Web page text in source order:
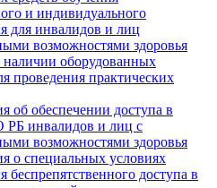
и индивидуального
для инвалидов и лиц
возможностями здоровья
наличии оборудованных
проведения практических
об обеспечении доступа в
РБ инвалидов и лиц с
возможностями здоровья
о специальных условиях
беспрепятственного доступа в